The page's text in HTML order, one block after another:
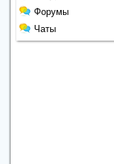
Форумы
Чаты